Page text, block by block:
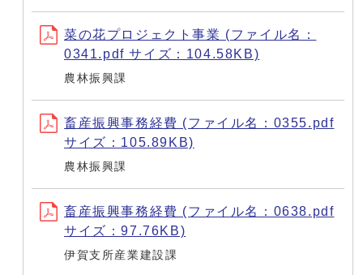
菜の花プロジェクト事業 (ファイル名：
0341.pdf サイズ：104.58KB)
農林振興課
畜産振興事務経費 (ファイル名：0355.pdf
サイズ：105.89KB)
農林振興課
畜産振興事務経費 (ファイル名：0638.pdf
サイズ：97.76KB)
伊賀支所産業建設課